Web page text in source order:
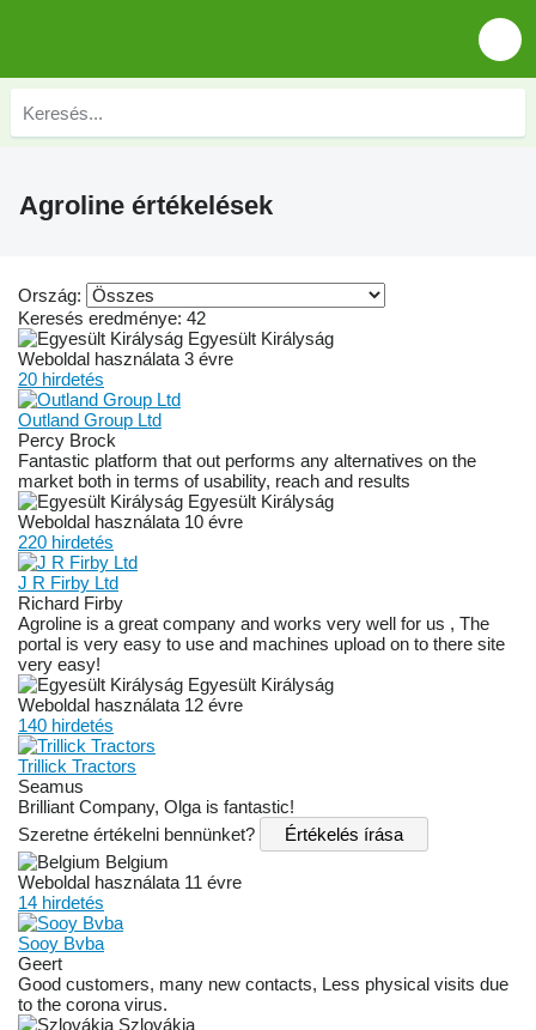
Agroline értékelések
Ország:
Keresés eredménye: 42
Egyesült Királyság
Weboldal használata 3 évre
20 hirdetés
Outland Group Ltd
Percy Brock
Fantastic platform that out performs any alternatives on the
market both in terms of usability, reach and results
Egyesült Királyság
Weboldal használata 10 évre
220 hirdetés
J R Firby Ltd
Richard Firby
Agroline is a great company and works very well for us , The
portal is very easy to use and machines upload on to there site
very easy!
Egyesült Királyság
Weboldal használata 12 évre
140 hirdetés
Trillick Tractors
Seamus
Brilliant Company, Olga is fantastic!
Szeretne értékelni bennünket?
Értékelés írása
Belgium
Weboldal használata 11 évre
14 hirdetés
Sooy Bvba
Geert
Good customers, many new contacts, Less physical visits due
to the corona virus.
Szlovákia